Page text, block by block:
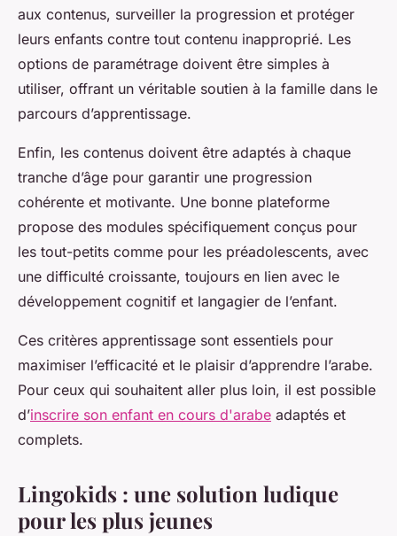
aux contenus, surveiller la progression et protéger
leurs enfants contre tout contenu inapproprié. Les
options de paramétrage doivent être simples à
utiliser, offrant un véritable soutien à la famille dans le
parcours d’apprentissage.
Enfin, les contenus doivent être adaptés à chaque
tranche d’âge pour garantir une progression
cohérente et motivante. Une bonne plateforme
propose des modules spécifiquement conçus pour
les tout-petits comme pour les préadolescents, avec
une difficulté croissante, toujours en lien avec le
développement cognitif et langagier de l’enfant.
Ces critères apprentissage sont essentiels pour
maximiser l’efficacité et le plaisir d’apprendre l’arabe.
Pour ceux qui souhaitent aller plus loin, il est possible
d’inscrire son enfant en cours d'arabe adaptés et
complets.
Lingokids : une solution ludique
pour les plus jeunes